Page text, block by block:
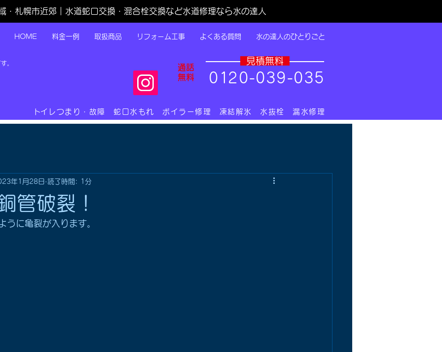
・札幌市近郊｜水道蛇口交換・混合栓交換など水道修理なら水の達人
HOME 料金一例 取扱商品 リフォーム工事 よくある質問 水の達人のひとりごと
通話
無料
​見積無料
0 1 20-039-035
​トイレつまり・故障 蛇口水もれ ボイラー修理 凍結解氷 水抜栓 漏水修理
。
管破裂！
年1月28日 読了時間: 1分
うに亀裂が入ります。